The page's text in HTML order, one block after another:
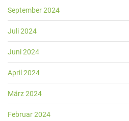
September 2024
Juli 2024
Juni 2024
April 2024
März 2024
Februar 2024